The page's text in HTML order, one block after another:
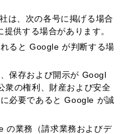
は、次の各号に掲げる場合
供する場合があります。
ると Google が判断する場
保存および開示が Googl
衆の権利、財産および安全
必要であると Google が誠
の業務（請求業務およびデ